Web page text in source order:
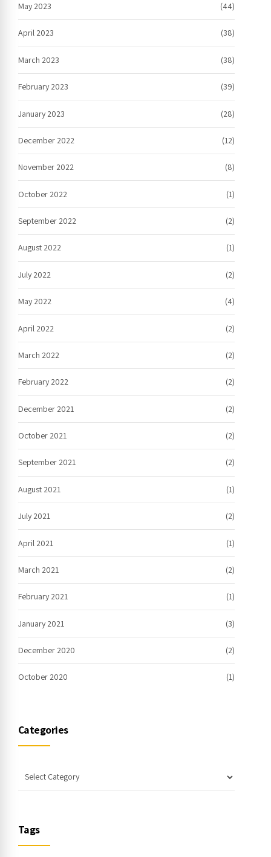
May 2023 (44)
April 2023 (38)
March 2023 (38)
February 2023 (39)
January 2023 (28)
December 2022 (12)
November 2022 (8)
October 2022 (1)
September 2022 (2)
August 2022 (1)
July 2022 (2)
May 2022 (4)
April 2022 (2)
March 2022 (2)
February 2022 (2)
December 2021 (2)
October 2021 (2)
September 2021 (2)
August 2021 (1)
July 2021 (2)
April 2021 (1)
March 2021 (2)
February 2021 (1)
January 2021 (3)
December 2020 (2)
October 2020 (1)
Categories
Tags